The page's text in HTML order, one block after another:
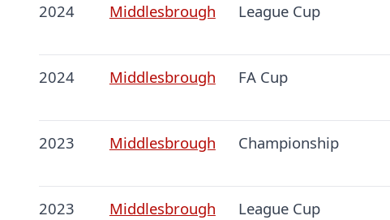
2024 Middlesbrough League Cup
2024 Middlesbrough FA Cup
2023 Middlesbrough Championship
2023 Middlesbrough League Cup